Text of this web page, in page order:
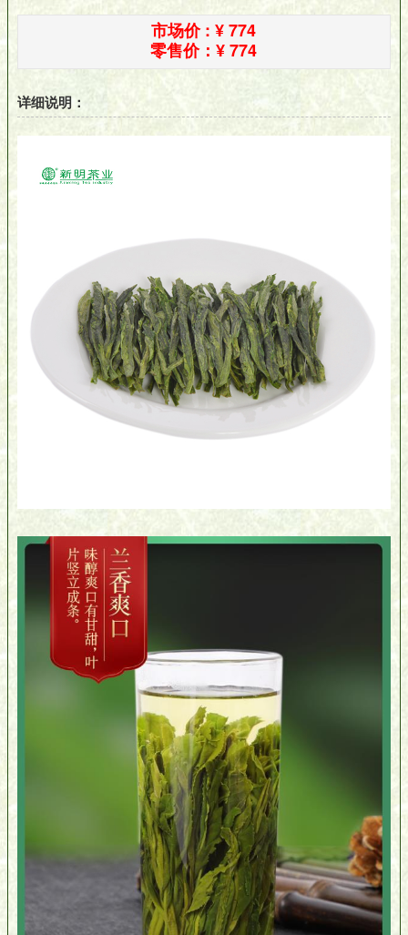
市场价 : ¥774
零售价：¥ 774
详细说明：